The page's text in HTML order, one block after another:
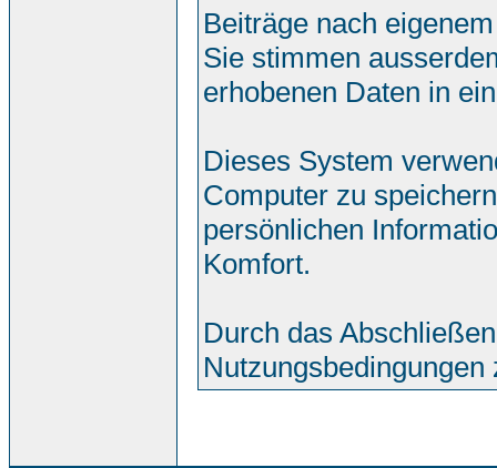
Beiträge nach
Sie stimmen
erhobenen Daten in
Dieses System
Computer zu
persönlichen
Komfort.
Durch das
Nutzungsbedingungen